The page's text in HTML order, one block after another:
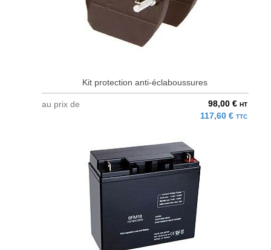
Kit protection anti-éclaboussures
au prix de 98,00 € HT
117,60 € TTC